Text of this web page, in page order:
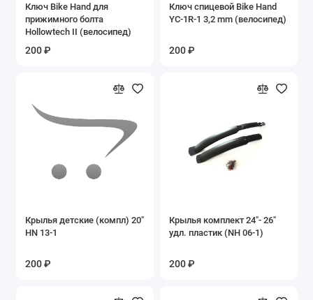
Ключ Bike Hand для
прижимного болта
Hollowtech II (велосипед)
200 ₽
Ключ спицевой Bike Hand
YC-1R-1 3,2 mm (велосипед)
200 ₽
Крылья детские (компл) 20"
HN 13-1
200 ₽
Крылья комплект 24"- 26"
удл. пластик (NH 06-1)
200 ₽